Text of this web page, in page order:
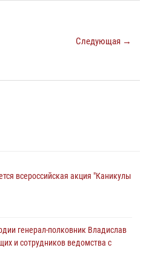
Следующая →
всероссийская акция "Каникулы
генерал-полковник Владислав
и сотрудников ведомства с